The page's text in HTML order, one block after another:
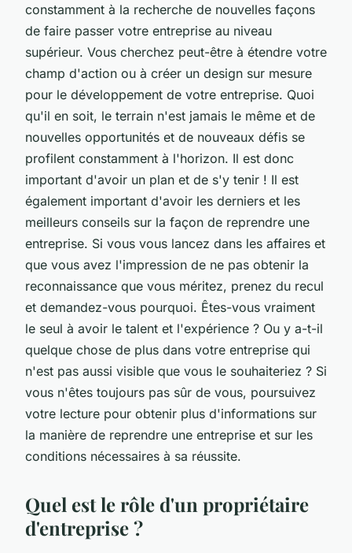
constamment à la recherche de nouvelles façons
de faire passer votre entreprise au niveau
supérieur. Vous cherchez peut-être à étendre votre
champ d'action ou à créer un design sur mesure
pour le développement de votre entreprise. Quoi
qu'il en soit, le terrain n'est jamais le même et de
nouvelles opportunités et de nouveaux défis se
profilent constamment à l'horizon. Il est donc
important d'avoir un plan et de s'y tenir ! Il est
également important d'avoir les derniers et les
meilleurs conseils sur la façon de reprendre une
entreprise. Si vous vous lancez dans les affaires et
que vous avez l'impression de ne pas obtenir la
reconnaissance que vous méritez, prenez du recul
et demandez-vous pourquoi. Êtes-vous vraiment
le seul à avoir le talent et l'expérience ? Ou y a-t-il
quelque chose de plus dans votre entreprise qui
n'est pas aussi visible que vous le souhaiteriez ? Si
vous n'êtes toujours pas sûr de vous, poursuivez
votre lecture pour obtenir plus d'informations sur
la manière de reprendre une entreprise et sur les
conditions nécessaires à sa réussite.
Quel est le rôle d'un propriétaire
d'entreprise ?